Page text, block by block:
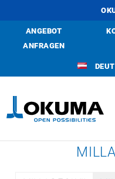
ANGEBOT
ANFRAGEN